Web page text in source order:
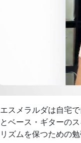
エスメラルダは自宅
とベース・ギターの
リズムを保つための